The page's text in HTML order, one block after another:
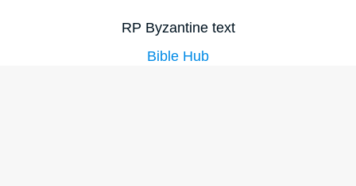
RP Byzantine text
Bible Hub